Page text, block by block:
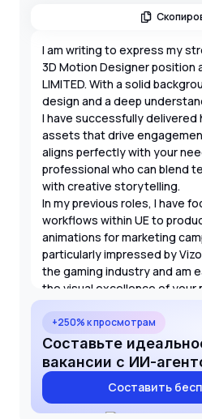
I am writing to express my
3D Motion Designer position
LIMITED. With a solid
design and a deep
I have successfully
assets that drive
aligns perfectly with your
professional who can blend
with creative storytelling.
In my previous roles, I have
workflows within UE to
animations for marketing
particularly impressed by
the gaming industry and am
the visual excellence of your
I am confident that my skills
and camera work within
valuable asset to your
+250% к просмотрам
Составьте
вакансии с ИИ-
Составить